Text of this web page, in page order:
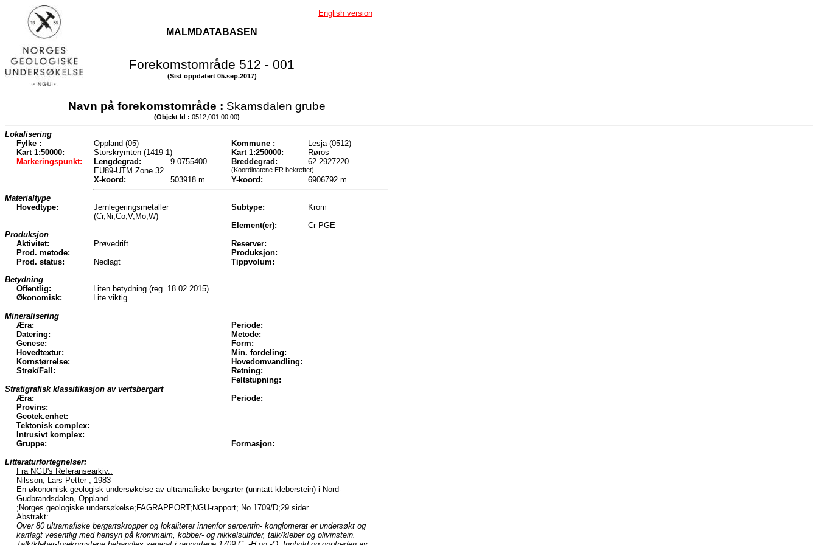
English version
MALMDATABASEN
Forekomstområde 512 - 001
(Sist oppdatert 05.sep.2017)
Navn på forekomstområde : Skamsdalen grube
(Objekt Id : 0512,001,00,00)
Lokalisering
Fylke :
Oppland (05) Kommune :
Lesja (0512)
Kart 1:50000:
Storskrymten (1419-1) Kart 1:250000:
Røros
Markeringspunkt:
Lengdegrad: 9.0755400 Breddegrad:
62.2927220
EU89-UTM Zone 32
(Koordinatene ER bekreftet)
X-koord: 503918 m. Y-koord:
6906792 m.
Materialtype
Hovedtype:
Jernlegeringsmetaller
(Cr,Ni,Co,V,Mo,W)
Subtype:
Krom
Element(er):
Cr PGE
Produksjon
Aktivitet:
Prøvedrift
Reserver:
Prod. metode:
Produksjon:
Prod. status:
Nedlagt
Tippvolum:
Betydning
Offentlig:
Liten betydning (reg. 18.02.2015)
Økonomisk:
Lite viktig
Mineralisering
Æra:
Periode:
Datering:
Metode:
Genese:
Form:
Hovedtextur:
Min. fordeling:
Kornstørrelse:
Hovedomvandling:
Strøk/Fall:
Retning:
Feltstupning:
Stratigrafisk klassifikasjon av vertsbergart
Æra:
Periode:
Provins:
Geotek.enhet:
Tektonisk complex:
Intrusivt komplex:
Gruppe:
Formasjon:
Litteraturfortegnelser:
Fra NGU's Referansearkiv.:
Nilsson, Lars Petter , 1983
En økonomisk-geologisk undersøkelse av ultramafiske bergarter (unntatt kleberstein) i Nord-
Gudbrandsdalen, Oppland.
;Norges geologiske undersøkelse;FAGRAPPORT;NGU-rapport; No.1709/D;29 sider
Abstrakt:
Over 80 ultramafiske bergartskropper og lokaliteter innenfor serpentin- konglomerat er undersøkt og
kartlagt vesentlig med hensyn på krommalm, kobber- og nikkelsulfider, talk/kleber og olivinstein.